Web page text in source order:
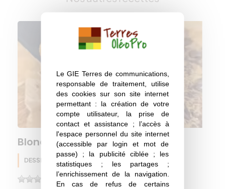
Le GIE Terres de communications,
responsable de traitement, utilise
des cookies sur son site internet
permettant : la création de votre
compte utilisateur, la prise de
contact et assistance ; l’accès à
l'espace personnel du site internet
(accessible par login et mot de
passe) ; la publicité ciblée ; les
statistiques ; les partages ;
l’enrichissement de la navigation.
En cas de refus de certains
Blondie pois chiche & chocolat
DESSERT Eté Pois chiche